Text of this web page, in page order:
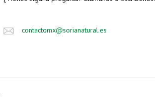
contactomx@sorianatural.es